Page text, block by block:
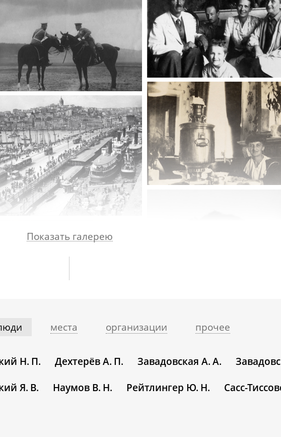
Показать галерею
места организации прочее
Н. П. Дехтерёв А. П. Завадовская А. А.
Я. В. Наумов В. Н. Рейтлингер Ю. Н.
Сасс-